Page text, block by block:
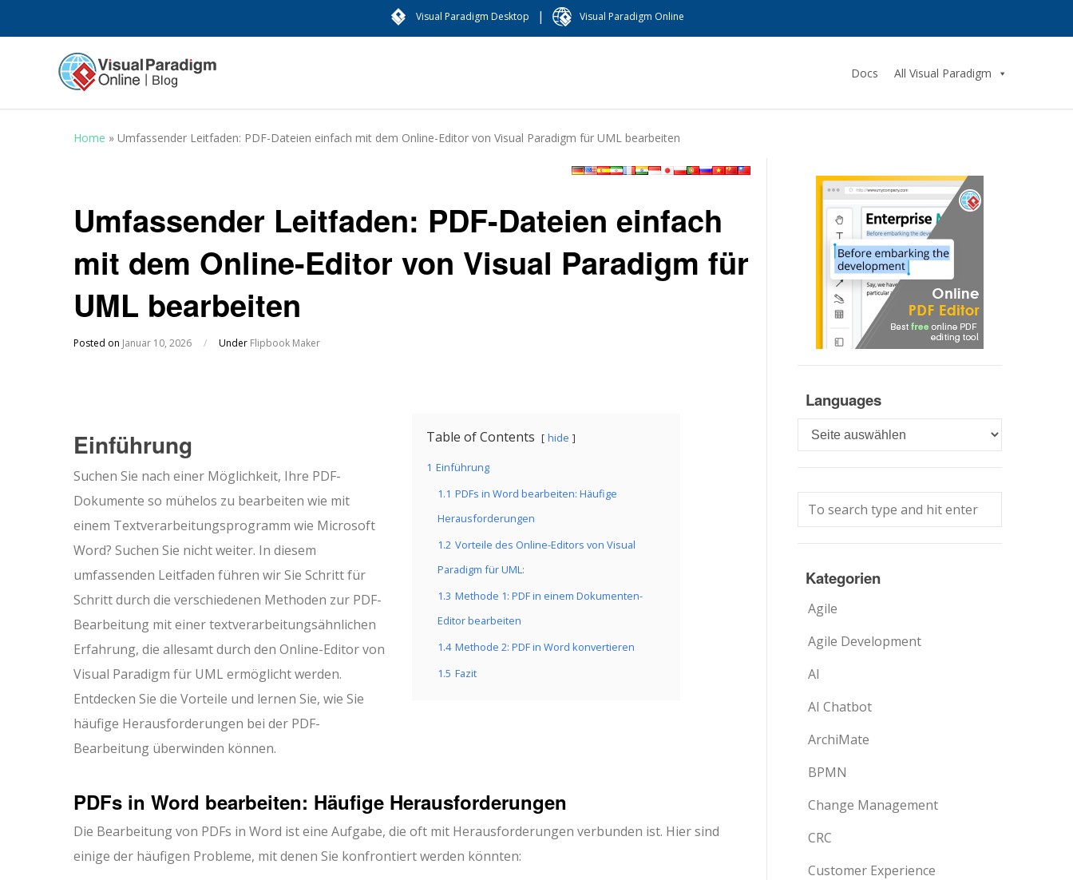
Visual Paradigm Desktop | Visual Paradigm Online
Docs All Visual Paradigm
Home » Umfassender Leitfaden: PDF-Dateien einfach mit dem Online-Editor von Visual Paradigm für UML bearbeiten
Umfassender Leitfaden: PDF-Dateien einfach
mit dem Online-Editor von Visual Paradigm für
UML bearbeiten
Posted on Januar 10, 2026 / Under Flipbook Maker
Table of Contents hide
1 Einführung
1.1 PDFs in Word bearbeiten: Häufige
Herausforderungen
1.2 Vorteile des Online-Editors von Visual
Paradigm für UML:
1.3 Methode 1: PDF in einem Dokumenten-
Editor bearbeiten
1.4 Methode 2: PDF in Word konvertieren
1.5 Fazit
Einführung
Suchen Sie nach einer Möglichkeit, Ihre PDF-
Dokumente so mühelos zu bearbeiten wie mit
einem Textverarbeitungsprogramm wie Microsoft
Word? Suchen Sie nicht weiter. In diesem
umfassenden Leitfaden führen wir Sie Schritt für
Schritt durch die verschiedenen Methoden zur PDF-
Bearbeitung mit einer textverarbeitungsähnlichen
Erfahrung, die allesamt durch den Online-Editor von
Visual Paradigm für UML ermöglicht werden.
Entdecken Sie die Vorteile und lernen Sie, wie Sie
häufige Herausforderungen bei der PDF-
Bearbeitung überwinden können.
PDFs in Word bearbeiten: Häufige Herausforderungen
Die Bearbeitung von PDFs in Word ist eine Aufgabe, die oft mit Herausforderungen verbunden ist. Hier sind
einige der häufigen Probleme, mit denen Sie konfrontiert werden könnten:
Languages
Languages
Kategorien
Agile
Agile Development
AI
AI Chatbot
ArchiMate
BPMN
Change Management
CRC
Customer Experience